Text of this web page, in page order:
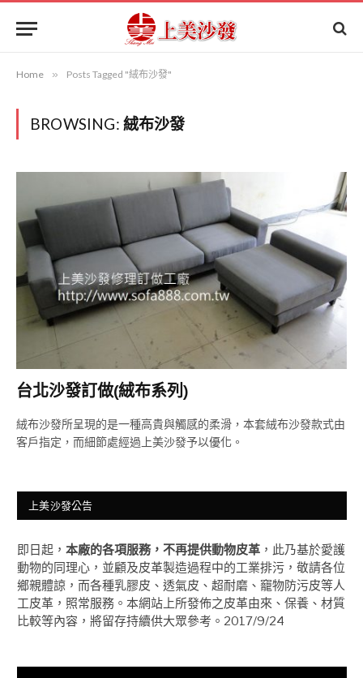
Home » Posts Tagged "絨布沙發"
BROWSING: 絨布沙發
台北沙發訂做(絨布系列)
絨布沙發所呈現的是一種高貴與觸感的柔滑，本套絨布沙發款式由
客戶指定，而細節處經過上美沙發予以優化。
上美沙發公告
即日起， 本廠的各項服務，不再提供動物皮革 ，此乃基於愛護
動物的同理心，並顧及皮革製造過程中的工業排污，敬請各位
鄉親體諒，而各種乳膠皮、透氣皮、超耐磨、竉物防污皮等人
工皮革，照常服務。本網站上所發佈之皮革由來、保養、材質
比較等內容，將留存持續供大眾參考。2017/9/24